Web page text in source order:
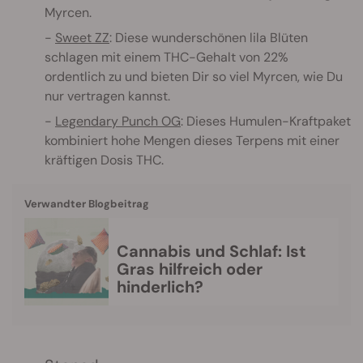
Myrcen.
Sweet ZZ: Diese wunderschönen lila Blüten
schlagen mit einem THC-Gehalt von 22%
ordentlich zu und bieten Dir so viel Myrcen, wie Du
nur vertragen kannst.
Legendary Punch OG: Dieses Humulen-Kraftpaket
kombiniert hohe Mengen dieses Terpens mit einer
kräftigen Dosis THC.
Verwandter Blogbeitrag
Cannabis und Schlaf: Ist
Gras hilfreich oder
hinderlich?